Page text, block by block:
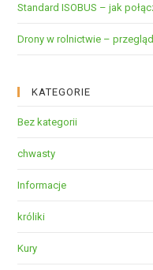
Standard ISOBUS – jak
Drony w rolnictwie –
KATEGORIE
Bez kategorii
chwasty
Informacje
króliki
Kury